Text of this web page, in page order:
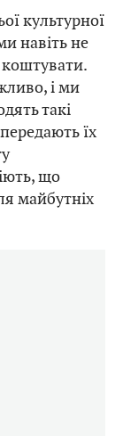
культурної
навіть не
і ми
такі
їх
що
майбутніх